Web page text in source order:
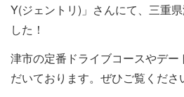
Y(ジェントリ)」さんにて、三重
した！
津市の定番ドライブコースやデー
だいております。ぜひご覧くださ